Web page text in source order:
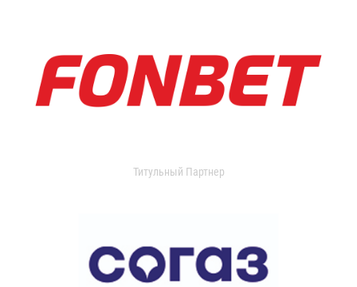
Титульный Партнер